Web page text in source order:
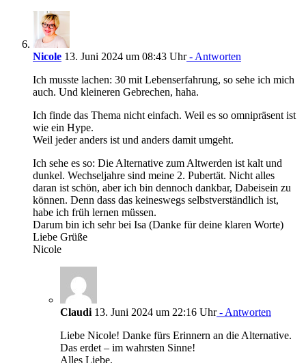
Nicole 13. Juni 2024 um 08:43 Uhr- Antworten
Ich musste lachen: 30 mit Lebenserfahrung, so sehe ich mich
auch. Und kleineren Gebrechen, haha.
Ich finde das Thema nicht einfach. Weil es so omnipräsent ist
wie ein Hype.
Weil jeder anders ist und anders damit umgeht.
Ich sehe es so: Die Alternative zum Altwerden ist kalt und
dunkel. Wechseljahre sind meine 2. Pubertät. Nicht alles
daran ist schön, aber ich bin dennoch dankbar, Dabeisein zu
können. Denn dass das keineswegs selbstverständlich ist,
habe ich früh lernen müssen.
Darum bin ich sehr bei Isa (Danke für deine klaren Worte)
Liebe Grüße
Nicole
Claudi 13. Juni 2024 um 22:16 Uhr- Antworten
Liebe Nicole! Danke fürs Erinnern an die Alternative.
Das erdet – im wahrsten Sinne!
Alles Liebe,